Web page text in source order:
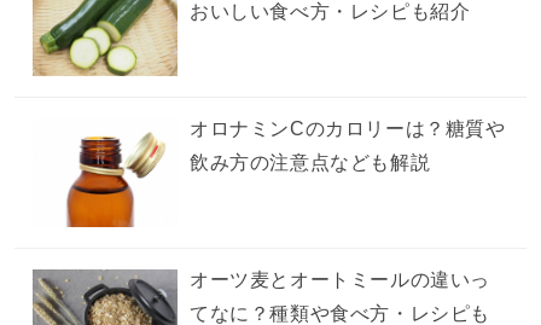
おいしい食べ方・レシピも紹介
オロナミンCのカロリーは？糖質や
飲み方の注意点なども解説
オーツ麦とオートミールの違いっ
てなに？種類や食べ方・レシピも